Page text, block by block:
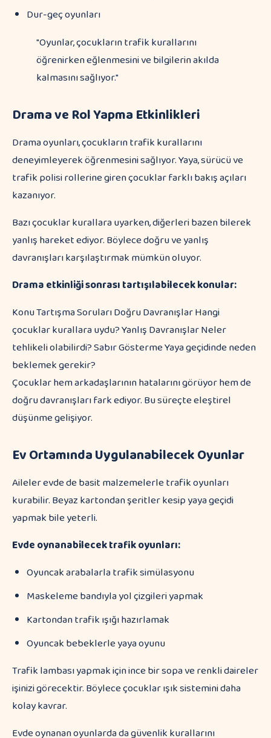
Dur-geç oyunları
"Oyunlar, çocukların trafik kurallarını
öğrenirken eğlenmesini ve bilgilerin akılda
kalmasını sağlıyor."
Drama ve Rol Yapma Etkinlikleri
Drama oyunları, çocukların trafik kurallarını
deneyimleyerek öğrenmesini sağlıyor. Yaya, sürücü ve
trafik polisi rollerine giren çocuklar farklı bakış açıları
kazanıyor.
Bazı çocuklar kurallara uyarken, diğerleri bazen bilerek
yanlış hareket ediyor. Böylece doğru ve yanlış
davranışları karşılaştırmak mümkün oluyor.
Drama etkinliği sonrası tartışılabilecek konular:
Konu Tartışma Soruları Doğru Davranışlar Hangi
çocuklar kurallara uydu? Yanlış Davranışlar Neler
tehlikeli olabilirdi? Sabır Gösterme Yaya geçidinde neden
beklemek gerekir?
Çocuklar hem arkadaşlarının hatalarını görüyor hem de
doğru davranışları fark ediyor. Bu süreçte eleştirel
düşünme gelişiyor.
Ev Ortamında Uygulanabilecek Oyunlar
Aileler evde de basit malzemelerle trafik oyunları
kurabilir. Beyaz kartondan şeritler kesip yaya geçidi
yapmak bile yeterli.
Evde oynanabilecek trafik oyunları:
Oyuncak arabalarla trafik simülasyonu
Maskeleme bandıyla yol çizgileri yapmak
Kartondan trafik ışığı hazırlamak
Oyuncak bebeklerle yaya oyunu
Trafik lambası yapmak için ince bir sopa ve renkli daireler
işinizi görecektir. Böylece çocuklar ışık sistemini daha
kolay kavrar.
Evde oynanan oyunlarda da güvenlik kurallarını